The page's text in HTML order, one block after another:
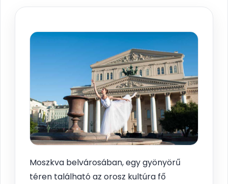
Moszkva belvárosában, egy gyönyörű
téren található az orosz kultúra fő